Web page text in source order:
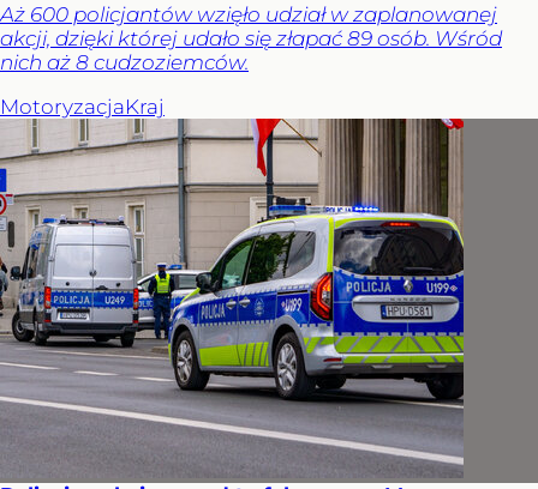
Aż 600 policjantów wzięło udział w zaplanowanej
akcji, dzięki której udało się złapać 89 osób. Wśród
nich aż 8 cudzoziemców.
MotoryzacjaKraj